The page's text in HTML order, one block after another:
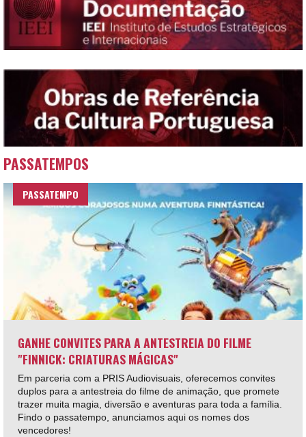
PASSATEMPOS
PASSATEMPO
GANHE CONVITES PARA A ANTESTREIA DO FILME
"FINNICK: CRIATURAS MÁGICAS"
Em parceria com a PRIS Audiovisuais, oferecemos convites
duplos para a antestreia do filme de animação, que promete
trazer muita magia, diversão e aventuras para toda a família.
Findo o passatempo, anunciamos aqui os nomes dos
vencedores!